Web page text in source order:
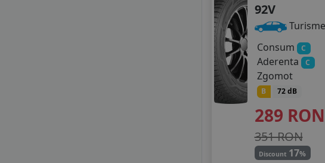
92V
Turisme
Consum
C
Aderenta C
Zgomot
B 72 dB
289 RON
351 RON
Discount 17%